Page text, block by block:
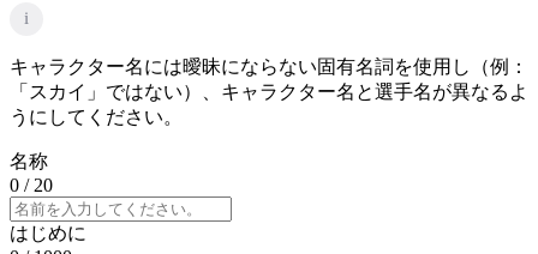
i
キャラクター名には曖昧にならない固有名詞を使用し（例：
「スカイ」ではない）、キャラクター名と選手名が異なるよ
うにしてください。
名称
0 / 20
はじめに